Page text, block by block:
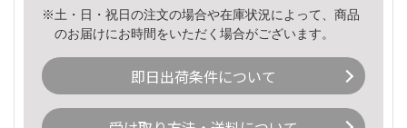
※土・日・祝日の注文の場合や在庫状況によって、商品
のお届けにお時間をいただく場合がございます。
即日出荷条件について